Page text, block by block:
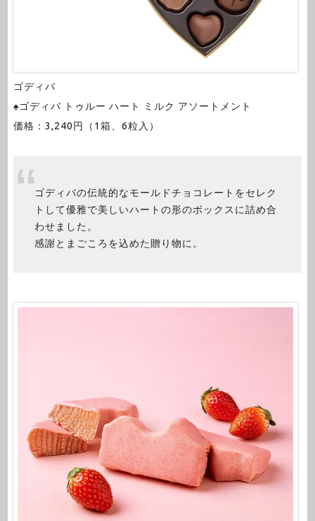
ゴディバ
♠ゴディバ トゥルー ハート ミルク アソートメント
価格：3,240円（1箱、6粒入）
ゴディバの伝統的なモールドチョコレートをセレク
トして優雅で美しいハートの形のボックスに詰め合
わせました。
感謝とまごころを込めた贈り物に。